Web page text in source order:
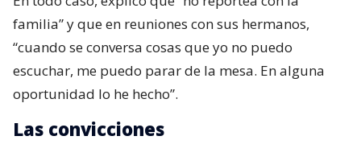
familia” y que en reuniones con sus hermanos,
“cuando se conversa cosas que yo no puedo
escuchar, me puedo parar de la mesa. En alguna
oportunidad lo he hecho”.
Las convicciones